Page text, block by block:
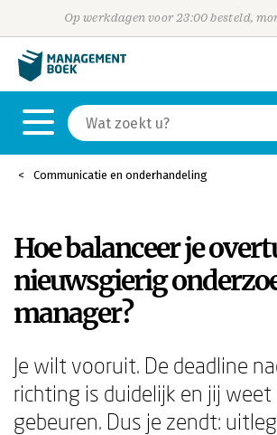
Op werkdagen voor 23:00 besteld,
Communicatie en onderhandeling
Hoe balanceer je
nieuwsgierig
manager?
Je wilt vooruit. De deadline
richting is duidelijk en jij
gebeuren. Dus je zendt: